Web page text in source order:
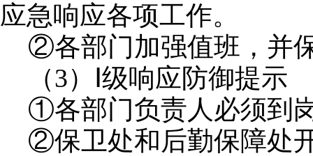
应急响应各项工作。
②各部门加强值班，并
（3）Ⅰ级响应防御提示
①各部门负责人必须到
②保卫处和后勤保障处